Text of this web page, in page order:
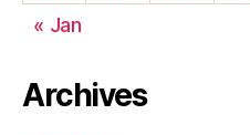
« Jan
Archives